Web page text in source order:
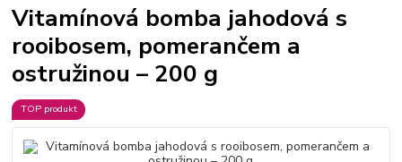
Vitamínová bomba jahodová s
rooibosem, pomerančem a
ostružinou – 200 g
TOP produkt